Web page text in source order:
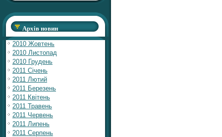
Архів новин
2010 Жовтень
2010 Листопад
2010 Грудень
2011 Січень
2011 Лютий
2011 Березень
2011 Квітень
2011 Травень
2011 Червень
2011 Липень
2011 Серпень